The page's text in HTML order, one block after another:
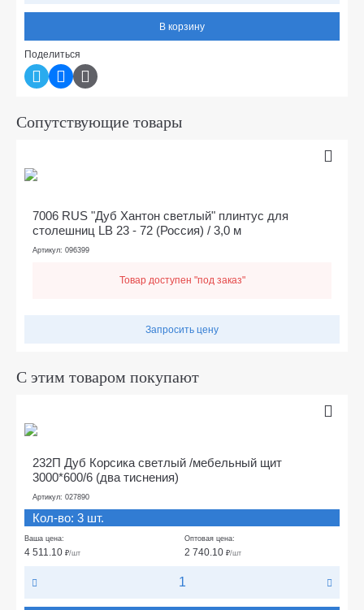
В корзину
Поделиться
Сопутствующие товары
7006 RUS "Дуб Хантон светлый" плинтус для
столешниц LB 23 - 72 (Россия) / 3,0 м
Артикул: 096399
Товар доступен "под заказ"
Запросить цену
С этим товаром покупают
232П Дуб Корсика светлый /мебельный щит
3000*600/6 (два тиснения)
Артикул: 027890
Кол-во: 3 шт.
Ваша цена:
4 511.10 ₽/шт
Оптовая цена:
2 740.10 ₽/шт